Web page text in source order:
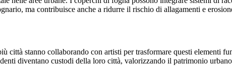
ma contribuisce anche a ridurre il rischio di allagamenti e
città stanno collaborando con artisti per trasformare questi elementi
diventano custodi della loro città, valorizzando il patrimonio